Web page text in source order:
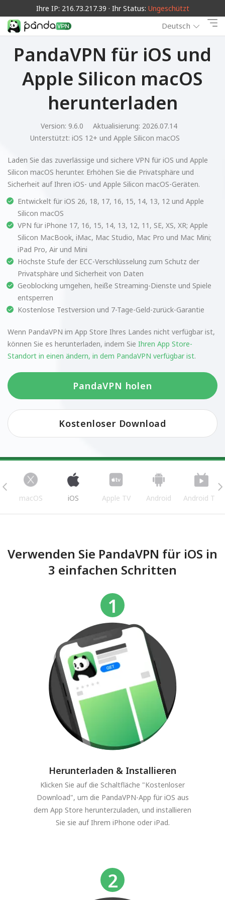
Ihre IP: 216.73.217.39 · Ihr Status: Ungeschützt
Deutsch
PandaVPN für iOS und
Apple Silicon macOS
herunterladen
Version: 9.6.0
Aktualisierung: 2026.07.14
Unterstützt: iOS 12+ und Apple Silicon macOS
Laden Sie das zuverlässige und sichere VPN für iOS und Apple
Silicon macOS herunter. Erhöhen Sie die Privatsphäre und
Sicherheit auf Ihren iOS- und Apple Silicon macOS-Geräten.
Entwickelt für iOS 26, 18, 17, 16, 15, 14, 13, 12 und Apple
Silicon macOS
VPN für iPhone 17, 16, 15, 14, 13, 12, 11, SE, XS, XR; Apple
Silicon MacBook, iMac, Mac Studio, Mac Pro und Mac Mini;
iPad Pro, Air und Mini
Höchste Stufe der ECC-Verschlüsselung zum Schutz der
Privatsphäre und Sicherheit von Daten
Geoblocking umgehen, heiße Streaming-Dienste und Spiele
entsperren
Kostenlose Testversion und 7-Tage-Geld-zurück-Garantie
Wenn PandaVPN im App Store Ihres Landes nicht verfügbar ist,
können Sie es herunterladen, indem Sie Ihren App Store-
Standort in einen ändern, in dem PandaVPN verfügbar ist.
PandaVPN holen
Kostenloser Download
macOS iOS Apple TV Android Android TV
Verwenden Sie PandaVPN für iOS in
3 einfachen Schritten
Herunterladen & Installieren
Klicken Sie auf die Schaltfläche "Kostenloser
Download", um die PandaVPN-App für iOS aus
dem App Store herunterzuladen, und installieren
Sie sie auf Ihrem iPhone oder iPad.